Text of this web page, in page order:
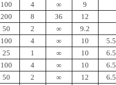
100 4 ∞
9
200 8 36
12
50 2 ∞
9.2
100 4 ∞ 10 5.5
25 1 ∞ 10 6.5
100 4 ∞ 10 6.5
50 2 ∞ 12 6.5